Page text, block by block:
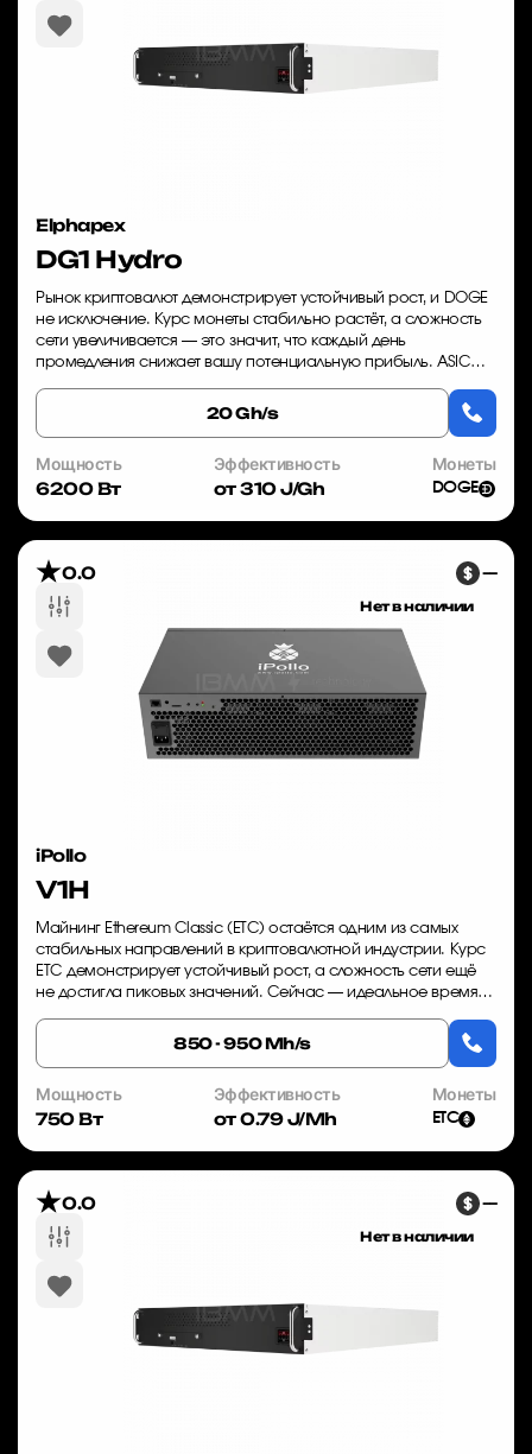
Elphapex
DG1 Hydro
Рынок криптовалют демонстрирует устойчивый рост, и DOGE
не исключение. Курс монеты стабильно растёт, а сложность
сети увеличивается — это значит, что каждый день
промедления снижает вашу потенциальную прибыль. ASIC
20 Gh/s
Мощность
6200 Вт
Эффективность
от 310 J/Gh
Монеты
DOGE
iPollo
V1H
—
Майнинг Ethereum Classic (ETC) остаётся одним из самых
стабильных направлений в криптовалютной индустрии. Курс
ETC демонстрирует устойчивый рост, а сложность сети ещё
не достигла пиковых значений. Сейчас — идеальное время
850 - 950 Mh/s
Нет в наличии
0.0
Мощность
750 Вт
Эффективность
от 0.79 J/Mh
Монеты
ETC
—
Нет в наличии
0.0